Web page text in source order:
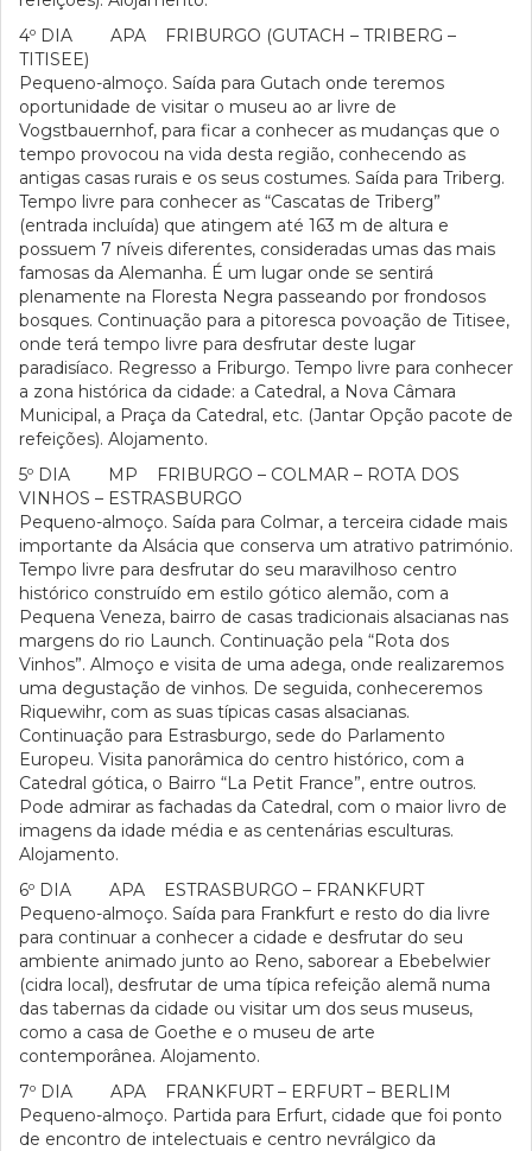
4º DIA APA FRIBURGO (GUTACH – TRIBERG –
TITISEE)
Pequeno-almoço. Saída para Gutach onde teremos
oportunidade de visitar o museu ao ar livre de
Vogstbauernhof, para ficar a conhecer as mudanças que o
tempo provocou na vida desta região, conhecendo as
antigas casas rurais e os seus costumes. Saída para Triberg.
Tempo livre para conhecer as “Cascatas de Triberg”
(entrada incluída) que atingem até 163 m de altura e
possuem 7 níveis diferentes, consideradas umas das mais
famosas da Alemanha. É um lugar onde se sentirá
plenamente na Floresta Negra passeando por frondosos
bosques. Continuação para a pitoresca povoação de Titisee,
onde terá tempo livre para desfrutar deste lugar
paradisíaco. Regresso a Friburgo. Tempo livre para conhecer
a zona histórica da cidade: a Catedral, a Nova Câmara
Municipal, a Praça da Catedral, etc. (Jantar Opção pacote de
refeições). Alojamento.
5º DIA MP FRIBURGO – COLMAR – ROTA DOS
VINHOS – ESTRASBURGO
Pequeno-almoço. Saída para Colmar, a terceira cidade mais
importante da Alsácia que conserva um atrativo património.
Tempo livre para desfrutar do seu maravilhoso centro
histórico construído em estilo gótico alemão, com a
Pequena Veneza, bairro de casas tradicionais alsacianas nas
margens do rio Launch. Continuação pela “Rota dos
Vinhos”. Almoço e visita de uma adega, onde realizaremos
uma degustação de vinhos. De seguida, conheceremos
Riquewihr, com as suas típicas casas alsacianas.
Continuação para Estrasburgo, sede do Parlamento
Europeu. Visita panorâmica do centro histórico, com a
Catedral gótica, o Bairro “La Petit France”, entre outros.
Pode admirar as fachadas da Catedral, com o maior livro de
imagens da idade média e as centenárias esculturas.
Alojamento.
6º DIA APA ESTRASBURGO – FRANKFURT
Pequeno-almoço. Saída para Frankfurt e resto do dia livre
para continuar a conhecer a cidade e desfrutar do seu
ambiente animado junto ao Reno, saborear a Ebebelwier
(cidra local), desfrutar de uma típica refeição alemã numa
das tabernas da cidade ou visitar um dos seus museus,
como a casa de Goethe e o museu de arte
contemporânea. Alojamento.
7º DIA APA FRANKFURT – ERFURT – BERLIM
Pequeno-almoço. Partida para Erfurt, cidade que foi ponto
de encontro de intelectuais e centro nevrálgico da